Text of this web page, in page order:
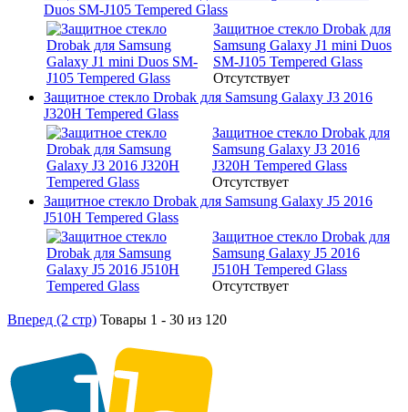
Duos SM-J105 Tempered Glass
Защитное стекло Drobak для
Samsung Galaxy J1 mini Duos
SM-J105 Tempered Glass
Отсутствует
Защитное стекло Drobak для Samsung Galaxy J3 2016
J320H Tempered Glass
Защитное стекло Drobak для
Samsung Galaxy J3 2016
J320H Tempered Glass
Отсутствует
Защитное стекло Drobak для Samsung Galaxy J5 2016
J510H Tempered Glass
Защитное стекло Drobak для
Samsung Galaxy J5 2016
J510H Tempered Glass
Отсутствует
Вперед (2 стр) Товары 1 - 30 из 120